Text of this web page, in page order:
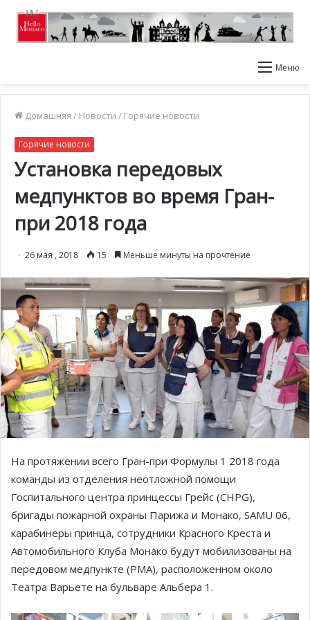
Меню
Домашняя / Новости / Горячие новости
Горячие новости
Установка передовых
медпунктов во время Гран-
при 2018 года
26 мая , 2018 15 Меньше минуты на прочтение
На протяжении всего Гран-при Формулы 1 2018 года
команды из отделения неотложной помощи
Госпитального центра принцессы Грейс (CHPG),
бригады пожарной охраны Парижа и Монако, SAMU 06,
карабинеры принца, сотрудники Красного Креста и
Автомобильного Клуба Монако будут мобилизованы на
передовом медпункте (PMA), расположенном около
Театра Варьете на бульваре Альбера 1.